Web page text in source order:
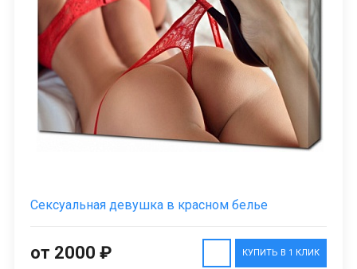
Сексуальная девушка в красном белье
КУПИТЬ В 1 КЛИК
от 2000 ₽